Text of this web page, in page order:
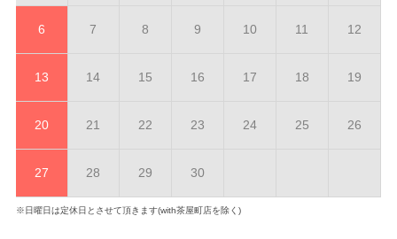
6 7 8 9 10 11 12
13 14 15 16 17 18 19
20 21 22 23 24 25 26
27 28 29 30
※日曜日は定休日とさせて頂きます(with茶屋町店を除く)